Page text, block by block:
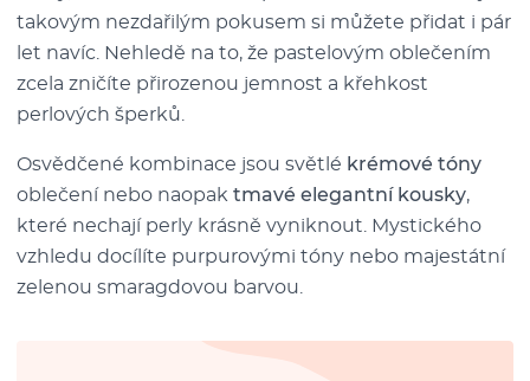
takovým nezdařilým pokusem si můžete přidat i pár
let navíc. Nehledě na to, že pastelovým oblečením
zcela zničíte přirozenou jemnost a křehkost
perlových šperků.
Osvědčené kombinace jsou světlé krémové tóny
oblečení nebo naopak tmavé elegantní kousky,
které nechají perly krásně vyniknout. Mystického
vzhledu docílíte purpurovými tóny nebo majestátní
zelenou smaragdovou barvou.